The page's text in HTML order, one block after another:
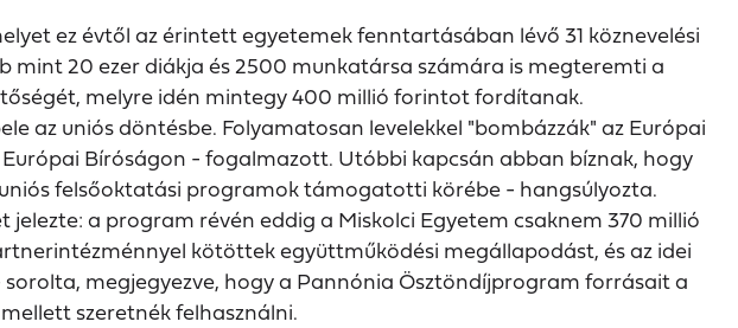
ez évtől az érintett egyetemek fenntartásában lévő 31 köznevelési
mint 20 ezer diákja és 2500 munkatársa számára is megteremti a
melyre idén mintegy 400 millió forintot fordítanak.
az uniós döntésbe. Folyamatosan levelekkel "bombázzák" az Európai
Bíróságon - fogalmazott. Utóbbi kapcsán abban bíznak, hogy
felsőoktatási programok támogatotti körébe - hangsúlyozta.
a program révén eddig a Miskolci Egyetem csaknem 370 millió
kötöttek együttműködési megállapodást, és az idei
megjegyezve, hogy a Pannónia Ösztöndíjprogram forrásait a
szeretnék felhasználni.